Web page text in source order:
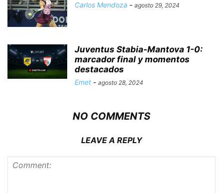
Carlos Mendoza - agosto 29, 2024
Juventus Stabia-Mantova 1-0:
marcador final y momentos
destacados
Emet - agosto 28, 2024
NO COMMENTS
LEAVE A REPLY